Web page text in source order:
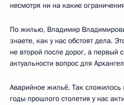
несмотря ни на какие
По жилью, Владимир
знаете, как у нас обстоят дела.
не второй после дорог, а первый
актуальности вопрос для
Аварийное жильё. Так
годы прошлого столетия у нас